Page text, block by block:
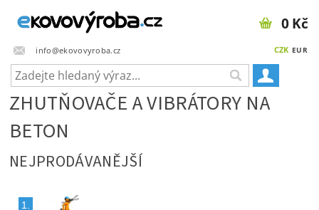
info@ekovovyroba.cz CZK EUR
0 Kč
ZHUTŇOVAČE A VIBRÁTORY NA
BETON
NEJPRODÁVANĚJŠÍ
1.